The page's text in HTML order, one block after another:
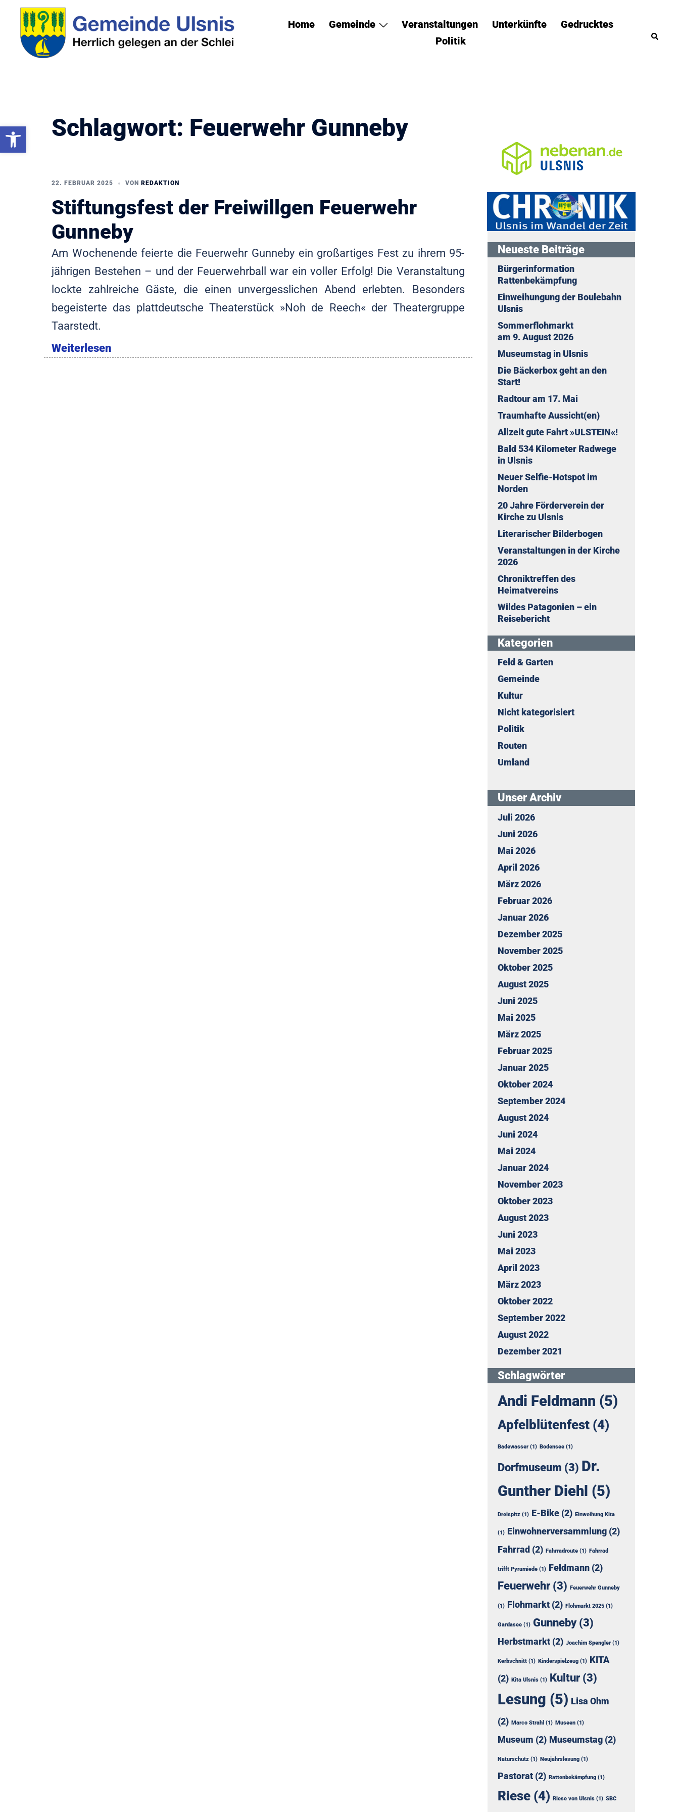
Zum
Inhalt
springen
Home Gemeinde Veranstaltungen Unterkünfte
Gedrucktes
Politik
Suche
Schlagwort: Feuerwehr Gunneby
22. FEBRUAR 2025 VON REDAKTION
Stiftungsfest der Freiwillgen Feuerwehr
Gunneby
Am Wochenende feierte die Feuerwehr Gunneby ein großartiges Fest zu ihrem 95-
jährigen Bestehen – und der Feuerwehrball war ein voller Erfolg! Die Veranstaltung
lockte zahlreiche Gäste, die einen unvergesslichen Abend erlebten. Besonders
begeisterte das plattdeutsche Theaterstück »Noh de Reech« der Theatergruppe
Taarstedt.
Weiterlesen
Neueste Beiträge
Bürgerinformation
Rattenbekämpfung
Einweihungung der Boulebahn
Ulsnis
Sommerflohmarkt
am 9. August 2026
Museumstag in Ulsnis
Die Bäckerbox geht an den
Start!
Radtour am 17. Mai
Traumhafte Aussicht(en)
Allzeit gute Fahrt »ULSTEIN«!
Bald 534 Kilometer Radwege
in Ulsnis
Neuer Selfie-Hotspot im
Norden
20 Jahre Förderverein der
Kirche zu Ulsnis
Literarischer Bilderbogen
Veranstaltungen in der Kirche
2026
Chroniktreffen des
Heimatvereins
Wildes Patagonien – ein
Reisebericht
Kategorien
Feld & Garten
Gemeinde
Kultur
Nicht kategorisiert
Politik
Routen
Umland
Unser Archiv
Juli 2026
Juni 2026
Mai 2026
April 2026
März 2026
Februar 2026
Januar 2026
Dezember 2025
November 2025
Oktober 2025
August 2025
Juni 2025
Mai 2025
März 2025
Februar 2025
Januar 2025
Oktober 2024
September 2024
August 2024
Juni 2024
Mai 2024
Januar 2024
November 2023
Oktober 2023
August 2023
Juni 2023
Mai 2023
April 2023
März 2023
Oktober 2022
September 2022
August 2022
Dezember 2021
Schlagwörter
Andi Feldmann (5)
Apfelblütenfest(4)
Badewasser(1) Bodensee(1)
Dorfmuseum (3) Dr.
Gunther Diehl (5)
Dreispitz(1) E-Bike(2) Einweihung Kita
(1) Einwohnerversammlung(2)
Fahrrad (2) Fahrradroute(1) Fahrrad
trifft Pyramiede(1) Feldmann(2)
Feuerwehr(3) Feuerwehr Gunneby
(1) Flohmarkt(2) Flohmarkt 2025(1)
Gardasee(1) Gunneby(3)
Herbstmarkt(2) Joachim Spengler(1)
Kerbschnitt(1) Kinderspielzeug(1)
KITA
(2) Kita Ulsnis(1) Kultur(3)
Lesung (5) Lisa Ohm
(2) Marco Strahl (1) Museen(1)
Museum (2) Museumstag(2)
Naturschutz(1) Neujahrslesung(1)
Pastorat(2) Rattenbekämpfung(1)
Riese(4) Riese von Ulsnis(1) SBC
Werkzeugleiste öffnen